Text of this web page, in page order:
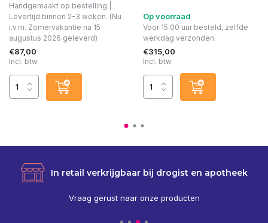
Handgemaakt op bestelling |
Levertijd binnen 2-3 weken. (Nu
i.v.m. Zomervakantie na 15
augustus 2026 geleverd)
€87,00
Incl. btw
Op voorraad
Voor 15:00 uur besteld, zelfde
werkdag verzonden.
€315,00
Incl. btw
In retail verkrijgbaar bij drogist en apotheek
Vraag gerust naar onze producten